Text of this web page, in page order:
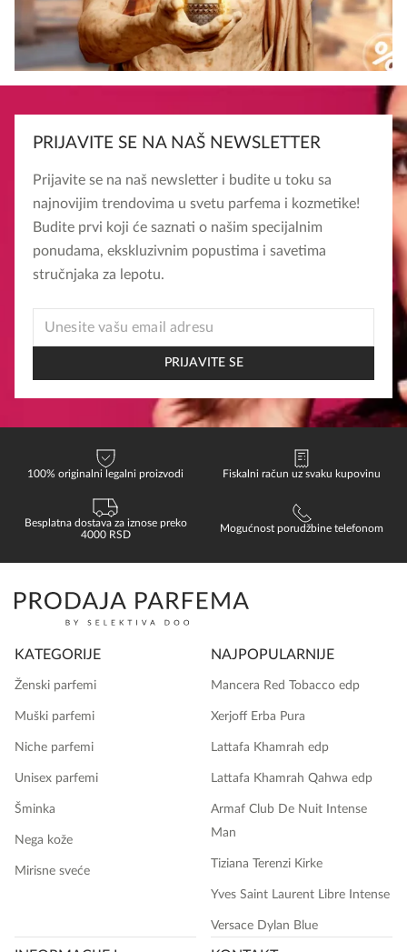
PRIJAVITE SE NA NAŠ NEWSLETTER
Prijavite se na naš newsletter i budite u toku sa
najnovijim trendovima u svetu parfema i kozmetike!
Budite prvi koji će saznati o našim specijalnim
ponudama, ekskluzivnim popustima i savetima
stručnjaka za lepotu.
EMAIL
PRIJAVITE SE
100% originalni legalni proizvodi Fiskalni račun uz svaku kupovinu
Besplatna dostava za iznose preko
4000 RSD
Mogućnost porudžbine telefonom
KATEGORIJE
Ženski parfemi
Muški parfemi
Niche parfemi
Unisex parfemi
Šminka
Nega kože
Mirisne sveće
NAJPOPULARNIJE
Mancera Red Tobacco edp
Xerjoff Erba Pura
Lattafa Khamrah edp
Lattafa Khamrah Qahwa edp
Armaf Club De Nuit Intense
Man
Tiziana Terenzi Kirke
Yves Saint Laurent Libre Intense
Versace Dylan Blue